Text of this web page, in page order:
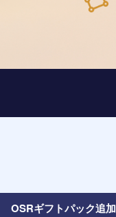
OSRギフトパック追加